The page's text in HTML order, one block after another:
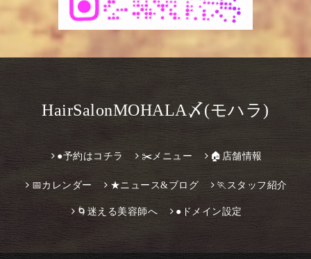
HairSalonMOHALA〆(モハラ)
●予約はコチラ ✂️メニュー 🏠店舗情報
📅カレンダー ★ニュース&ブログ 🏃スタッフ紹介
🌀迷える美容師へ ●ドメイン設定